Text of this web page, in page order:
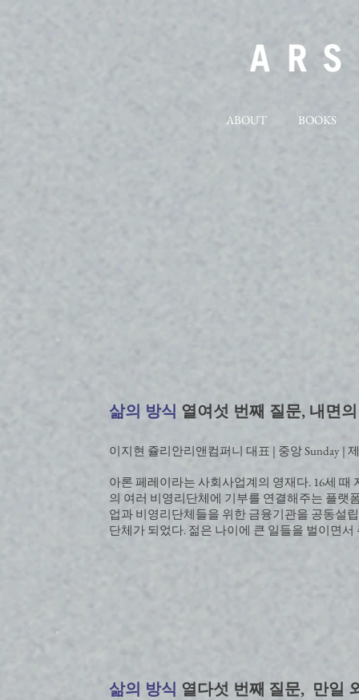
ABOUT BOOKS
삶의 방식 열다섯 번째 질문, 만일
삶의 방식 열여섯 번째 질문, 내면
이지현 쥴리안리앤컴퍼니 대표 | 중앙 Sunday | 제
아론 페레이라는 사회사업계의 영재다. 16세
의 여러 비영리단체에 기부를 연결해주는 플랫
업과 비영리단체들을 위한 금융기관을 공동설
단체가 되었다. 젊은 나이에 큰 일들을 벌이면